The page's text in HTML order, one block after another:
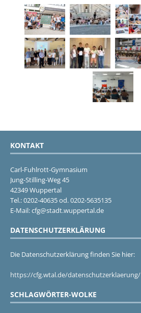
KONTAKT
Carl-Fuhlrott-Gymnasium
Jung-Stilling-Weg 45
42349 Wuppertal
Tel.: 0202-40635 od. 0202-5635135
E-Mail: cfg@stadt.wuppertal.de
DATENSCHUTZERKLÄRUNG
Die Datenschutzerklärung finden Sie hier:
https://cfg.wtal.de/datenschutzerklaerung/
SCHLAGWÖRTER-WOLKE